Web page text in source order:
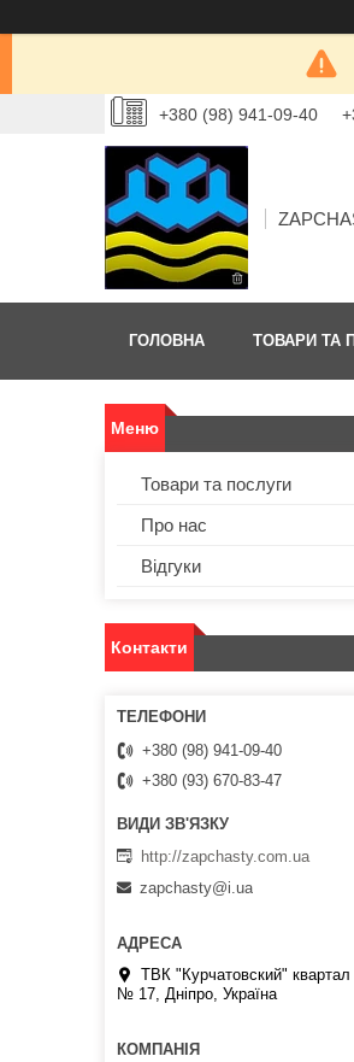
+380 (98) 941-09-40
ГОЛОВНА ТОВАРИ ТА
Товари та послуги
Про нас
Відгуки
Контакти
+380 (98) 941-09-40
+380 (93) 670-83-47
http://zapchasty.com.ua
zapchasty@i.ua
ТВК "Курчатовский"
№ 17, Дніпро, Україна